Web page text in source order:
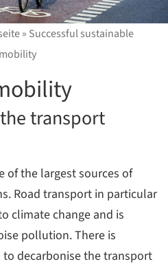
» Successful sustainable
transport
of the largest sources of
Road transport in particular
climate change and is
pollution. There is
decarbonise the transport